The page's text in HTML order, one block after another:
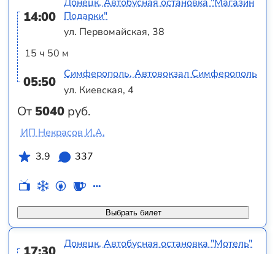
14:00
15 ч 50 м
05:50
От 5040 руб.
Подарки"
ул. Первомайская, 38
Симферополь, Автовокзал Симферополь
ул. Киевская, 4
Выбрать билет
ИП Некрасов И.А.
3.9
337
Донецк, Автобусная остановка "Мотель"